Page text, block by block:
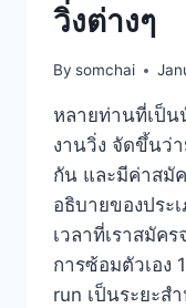
วิ่งต่างๆ
By somchai
หลายท่านที่เป็น
งานวิ่ง จัดขึ้นว่า
กัน และมีค่าสมั
อธิบายของประ
เวลาที่เราสมัค
การซ้อมตัวเอง
run เป็นระยะส